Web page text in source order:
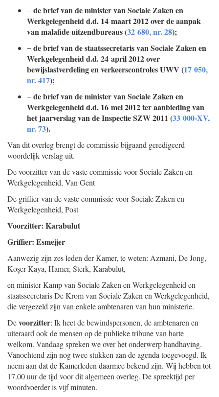
−de brief van de minister van Sociale Zaken en
Werkgelegenheid d.d. 14 maart 2012 over de aanpak
van malafide uitzendbureaus (32 680, nr. 28);
−de brief van de staatssecretaris van Sociale Zaken en
Werkgelegenheid d.d. 24 april 2012 over
bewijslastverdeling en verkeerscontroles UWV (17 050,
nr. 417);
−de brief van de minister van Sociale Zaken en
Werkgelegenheid d.d. 16 mei 2012 ter aanbieding van
het jaarverslag van de Inspectie SZW 2011 (33 000-XV,
nr. 73).
Van dit overleg brengt de commissie bijgaand geredigeerd
woordelijk verslag uit.
De voorzitter van de vaste commissie voor Sociale Zaken en
Werkgelegenheid, Van Gent
De griffier van de vaste commissie voor Sociale Zaken en
Werkgelegenheid, Post
Voorzitter: Karabulut
Griffier: Esmeijer
Aanwezig zijn zes leden der Kamer, te weten: Azmani, De Jong,
Koşer Kaya, Hamer, Sterk, Karabulut,
en minister Kamp van Sociale Zaken en Werkgelegenheid en
staatssecretaris De Krom van Sociale Zaken en Werkgelegenheid,
die vergezeld zijn van enkele ambtenaren van hun ministerie.
Devoorzitter: Ik heet de bewindspersonen, de ambtenaren en
uiteraard ook de mensen op de publieke tribune van harte
welkom. Vandaag spreken we over het onderwerp handhaving.
Vanochtend zijn nog twee stukken aan de agenda toegevoegd. Ik
neem aan dat de Kamerleden daarmee bekend zijn. Wij hebben tot
17.00 uur de tijd voor dit algemeen overleg. De spreektijd per
woordvoerder is vijf minuten.